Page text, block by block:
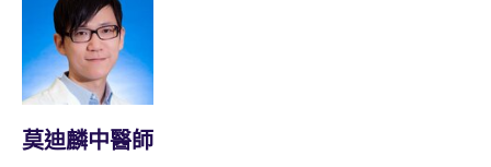
莫迪麟中醫師